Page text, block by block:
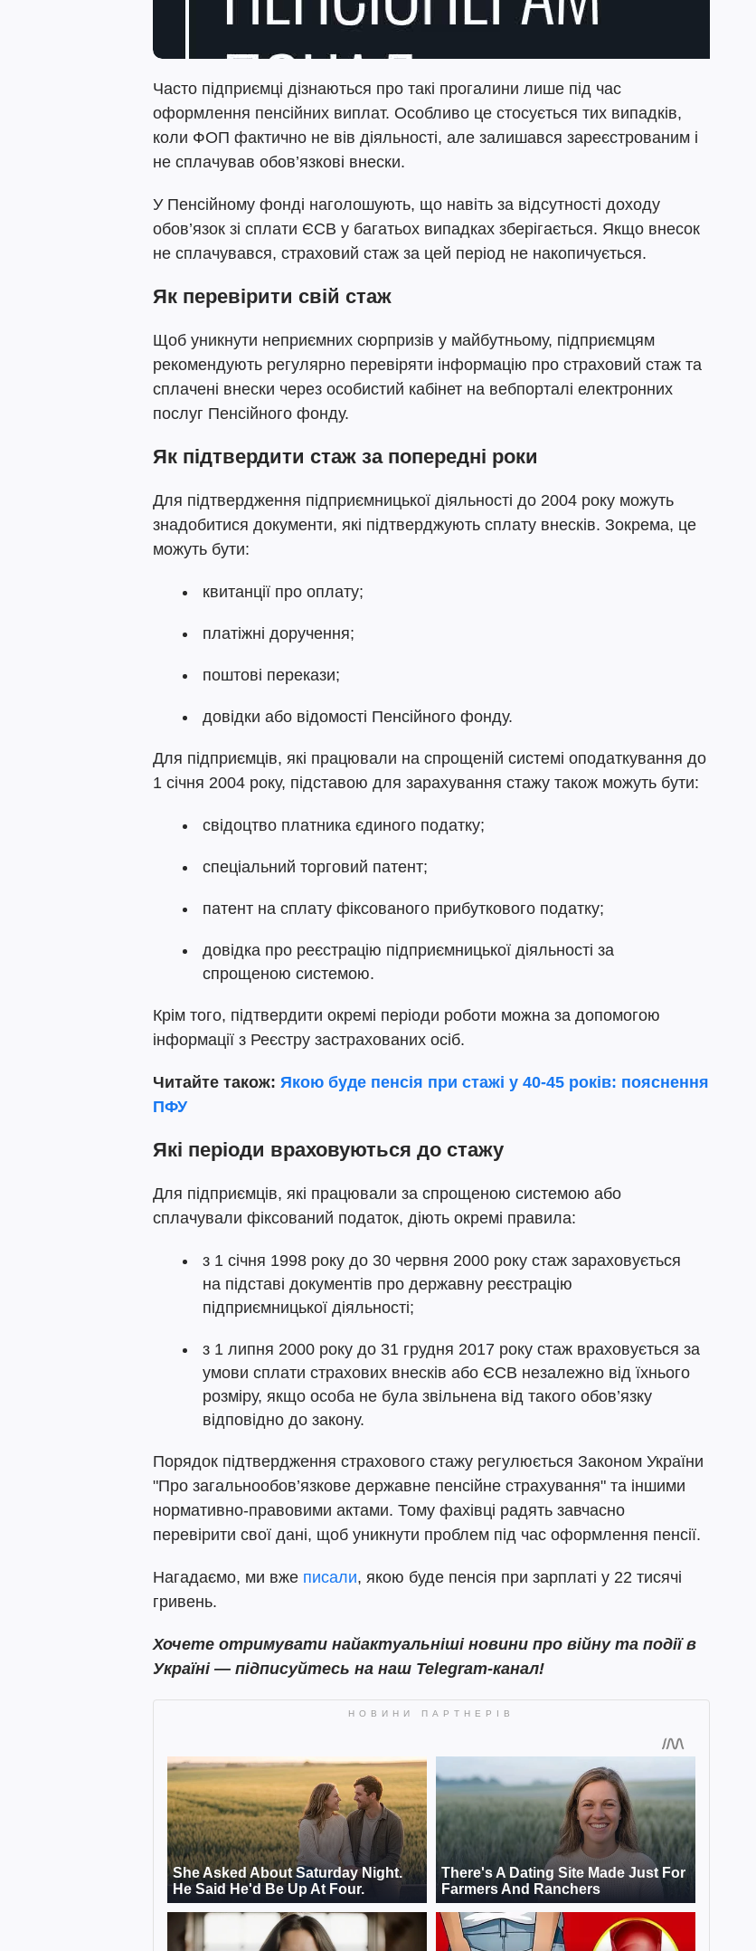
Часто підприємці дізнаються про такі прогалини лише під час
оформлення пенсійних виплат. Особливо це стосується тих випадків,
коли ФОП фактично не вів діяльності, але залишався зареєстрованим і
не сплачував обов’язкові внески.
У Пенсійному фонді наголошують, що навіть за відсутності доходу
обов’язок зі сплати ЄСВ у багатьох випадках зберігається. Якщо внесок
не сплачувався, страховий стаж за цей період не накопичується.
Як перевірити свій стаж
Щоб уникнути неприємних сюрпризів у майбутньому, підприємцям
рекомендують регулярно перевіряти інформацію про страховий стаж та
сплачені внески через особистий кабінет на вебпорталі електронних
послуг Пенсійного фонду.
Як підтвердити стаж за попередні роки
Для підтвердження підприємницької діяльності до 2004 року можуть
знадобитися документи, які підтверджують сплату внесків. Зокрема, це
можуть бути:
квитанції про оплату;
платіжні доручення;
поштові перекази;
довідки або відомості Пенсійного фонду.
Для підприємців, які працювали на спрощеній системі оподаткування до
1 січня 2004 року, підставою для зарахування стажу також можуть бути:
свідоцтво платника єдиного податку;
спеціальний торговий патент;
патент на сплату фіксованого прибуткового податку;
довідка про реєстрацію підприємницької діяльності за
спрощеною системою.
Крім того, підтвердити окремі періоди роботи можна за допомогою
інформації з Реєстру застрахованих осіб.
Читайте також: Якою буде пенсія при стажі у 40-45 років: пояснення
ПФУ
Які періоди враховуються до стажу
Для підприємців, які працювали за спрощеною системою або
сплачували фіксований податок, діють окремі правила:
з 1 січня 1998 року до 30 червня 2000 року стаж зараховується
на підставі документів про державну реєстрацію
підприємницької діяльності;
з 1 липня 2000 року до 31 грудня 2017 року стаж враховується за
умови сплати страхових внесків або ЄСВ незалежно від їхнього
розміру, якщо особа не була звільнена від такого обов’язку
відповідно до закону.
Порядок підтвердження страхового стажу регулюється Законом України
"Про загальнообов’язкове державне пенсійне страхування" та іншими
нормативно-правовими актами. Тому фахівці радять завчасно
перевірити свої дані, щоб уникнути проблем під час оформлення пенсії.
Нагадаємо, ми вже писали, якою буде пенсія при зарплаті у 22 тисячі
гривень.
Хочете отримувати найактуальніші новини про війну та події в
Україні — підписуйтесь на наш Telegram-канал!